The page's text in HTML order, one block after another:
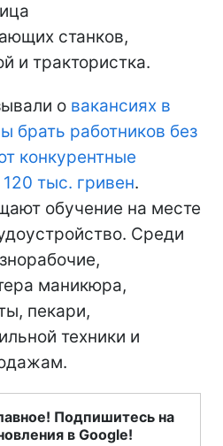
станков,
и трактористка.
о вакансиях в
брать работников без
конкурентные
тыс. гривен.
обучение на месте
Среди
маникюра,
пекари,
техники и
Подпишитесь на
в Google!